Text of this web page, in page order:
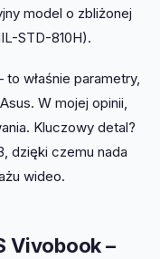
model o zbliżonej
STD-810H).
to właśnie parametry,
W mojej opinii,
Kluczowy detal?
dzięki czemu nada
wideo.
Vivobook –